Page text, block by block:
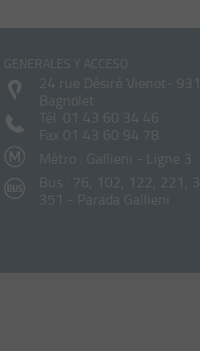
GENERALES Y ACCESO
24 rue Désiré Vienot-
Bagnolet
Tél. 01 43 60 34 46
Fax 01 43 60 94 78
Métro : Gallieni - Ligne 3
Bus : 76, 102, 122, 221,
351 - Parada Gallieni